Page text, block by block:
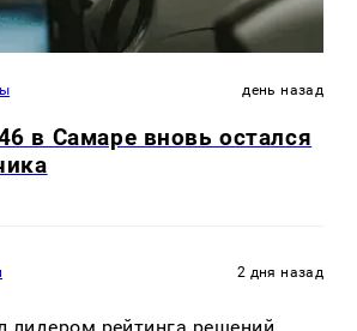
день назад
в Самаре вновь остался
2 дня назад
лидером рейтинга решений